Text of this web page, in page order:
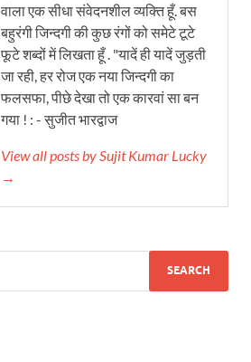
वाला एक सीधा संवेदनशील व्यक्ति हूँ. बस
बहुरंगी जिन्दगी की कुछ रंगों को समेटे टूटे
फूटे शब्दों में लिखता हूँ . "यादें ही यादें जुड़ती
जा रही, हर रोज एक नया जिन्दगी का
फलसफा, पीछे देखा तो एक कारवां सा बन
गया ! : - सुजीत भारद्वाज
View all posts by Sujit Kumar Lucky
→